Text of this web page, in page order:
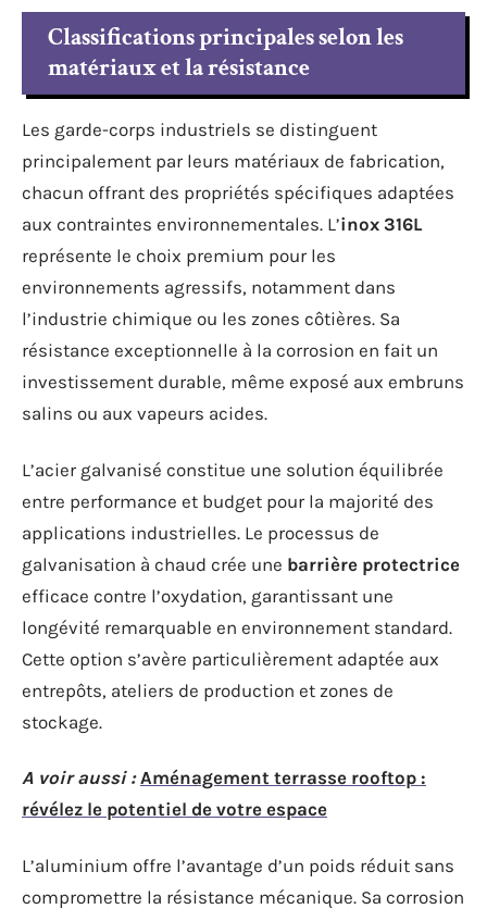
Classifications principales selon les
matériaux et la résistance
Les garde-corps industriels se distinguent
principalement par leurs matériaux de fabrication,
chacun offrant des propriétés spécifiques adaptées
aux contraintes environnementales. L’inox 316L
représente le choix premium pour les
environnements agressifs, notamment dans
l’industrie chimique ou les zones côtières. Sa
résistance exceptionnelle à la corrosion en fait un
investissement durable, même exposé aux embruns
salins ou aux vapeurs acides.
L’acier galvanisé constitue une solution équilibrée
entre performance et budget pour la majorité des
applications industrielles. Le processus de
galvanisation à chaud crée une barrière protectrice
efficace contre l’oxydation, garantissant une
longévité remarquable en environnement standard.
Cette option s’avère particulièrement adaptée aux
entrepôts, ateliers de production et zones de
stockage.
A voir aussi : Aménagement terrasse rooftop :
révélez le potentiel de votre espace
L’aluminium offre l’avantage d’un poids réduit sans
compromettre la résistance mécanique. Sa corrosion